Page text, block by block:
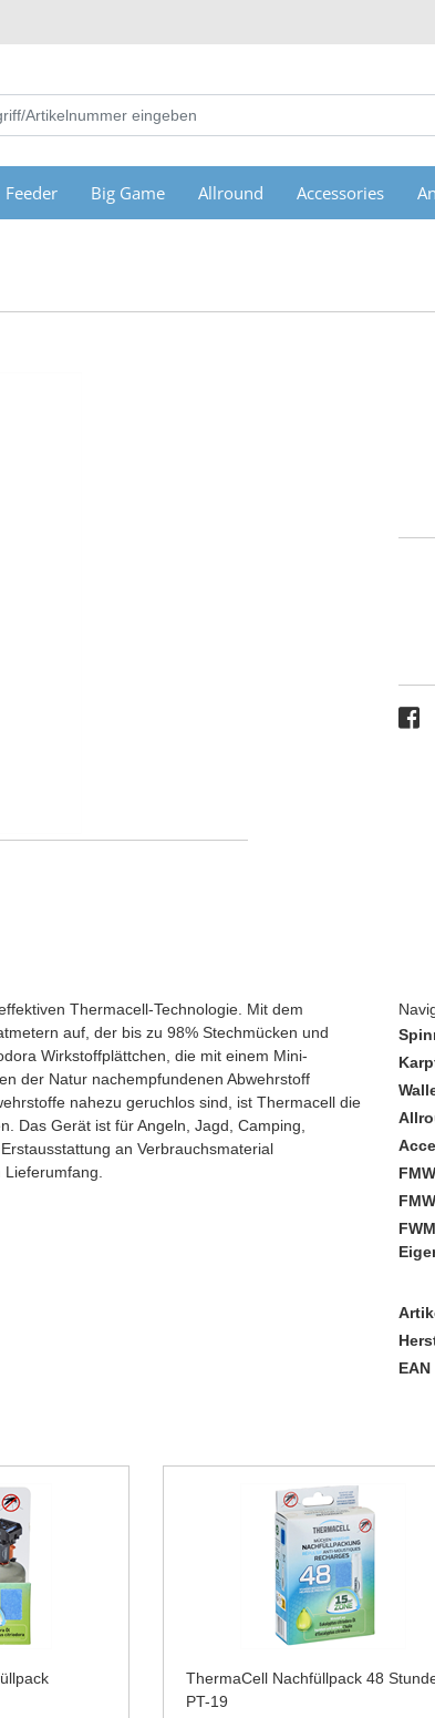
Feeder Big Game Allround Accessories
Thermacell-Technologie. Mit dem
auf, der bis zu 98% Stechmücken und
Wirkstoffplättchen, die mit einem Mini-
der Natur nachempfundenen Abwehrstoff
nahezu geruchlos sind, ist Thermacell die
Das Gerät ist für Angeln, Jagd, Camping,
an Verbrauchsmaterial
Lieferumfang.
EAN
ThermaCell Nachfüllpack 48
PT-19